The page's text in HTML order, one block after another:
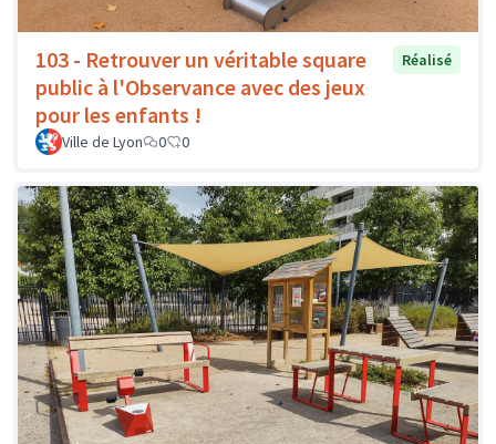
103 - Retrouver un véritable square
public à l'Observance avec des jeux
pour les enfants !
Réalisé
Ville de Lyon 0 0